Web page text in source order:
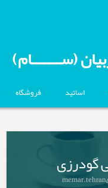
(ســـــــام)
اساتید فروشگاه
گودرزی